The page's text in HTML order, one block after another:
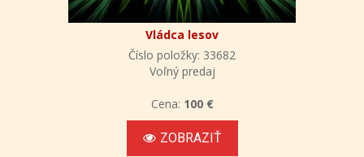
Vládca lesov
Číslo položky: 33682
Voľný predaj
Cena: 100 €
ZOBRAZIŤ